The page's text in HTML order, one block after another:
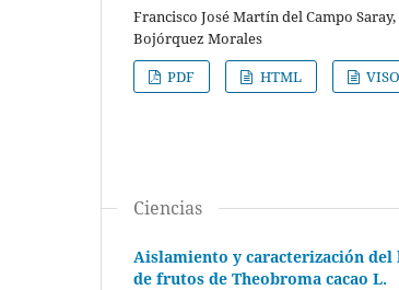
Francisco José Martín del Campo
Bojórquez Morales
PDF
HTML
Ciencias
Aislamiento y caracterización del
de frutos de Theobroma cacao L.